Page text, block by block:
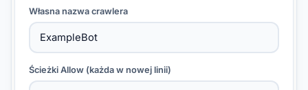
Własna nazwa crawlera
Ścieżki Allow (każda w nowej linii)